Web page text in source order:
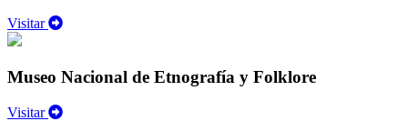
Visitar
Museo Nacional de Etnografía y Folklore
Visitar